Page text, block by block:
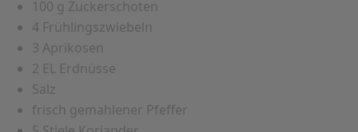
100 g Zuckerschoten
4 Frühlingszwiebeln
3 Aprikosen
2 EL Erdnüsse
Salz
frisch gemahlener Pfeffer